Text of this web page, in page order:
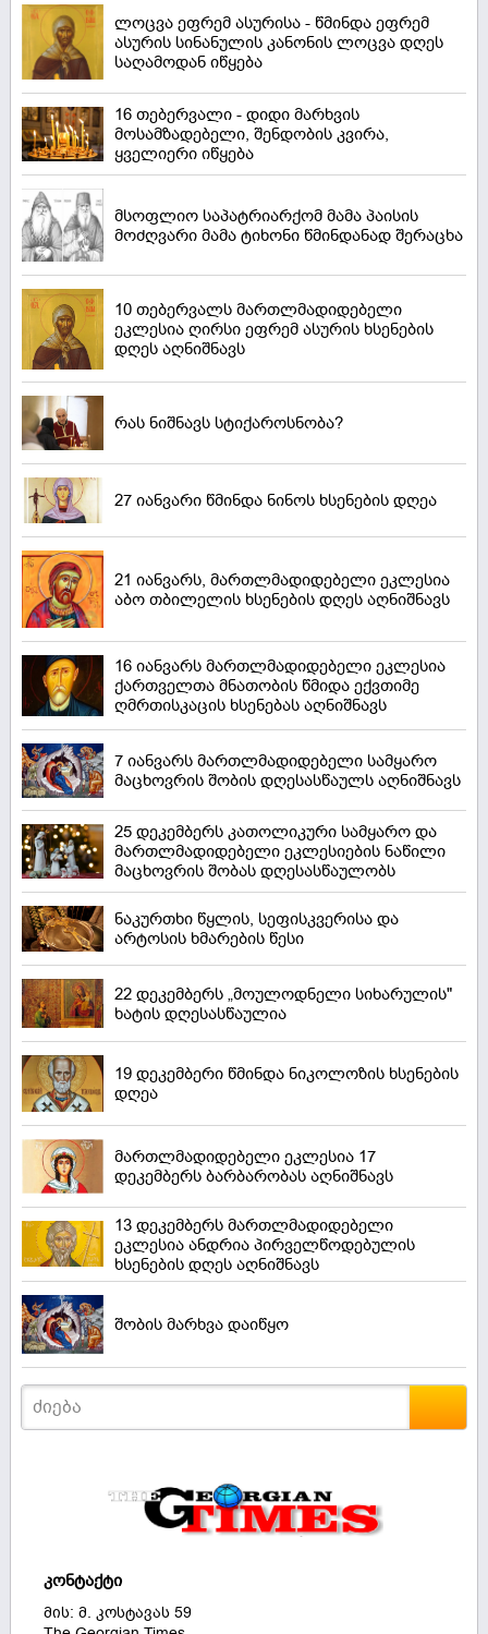
ლოცვა ეფრემ ასურისა - წმინდა ეფრემ
ასურის სინანულის კანონის ლოცვა დღეს
საღამოდან იწყება
16 თებერვალი - დიდი მარხვის
მოსამზადებელი, შენდობის კვირა,
ყველიერი იწყება
მსოფლიო საპატრიარქომ მამა პაისის
მოძღვარი მამა ტიხონი წმინდანად შერაცხა
10 თებერვალს მართლმადიდებელი
ეკლესია ღირსი ეფრემ ასურის ხსენების
დღეს აღნიშნავს
რას ნიშნავს სტიქაროსნობა?
27 იანვარი წმინდა ნინოს ხსენების დღეა
21 იანვარს, მართლმადიდებელი ეკლესია
აბო თბილელის ხსენების დღეს აღნიშნავს
16 იანვარს მართლმადიდებელი ეკლესია
ქართველთა მნათობის წმიდა ექვთიმე
ღმრთისკაცის ხსენებას აღნიშნავს
7 იანვარს მართლმადიდებელი სამყარო
მაცხოვრის შობის დღესასწაულს აღნიშნავს
25 დეკემბერს კათოლიკური სამყარო და
მართლმადიდებელი ეკლესიების ნაწილი
მაცხოვრის შობას დღესასწაულობს
ნაკურთხი წყლის, სეფისკვერისა და
არტოსის ხმარების წესი
22 დეკემბერს „მოულოდნელი სიხარულის"
ხატის დღესასწაულია
19 დეკემბერი წმინდა ნიკოლოზის ხსენების
დღეა
მართლმადიდებელი ეკლესია 17
დეკემბერს ბარბარობას აღნიშნავს
13 დეკემბერს მართლმადიდებელი
ეკლესია ანდრია პირველწოდებულის
ხსენების დღეს აღნიშნავს
შობის მარხვა დაიწყო
კონტაქტი
მის: მ. კოსტავას 59